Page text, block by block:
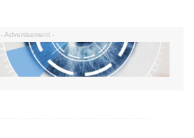
- Advertisement -